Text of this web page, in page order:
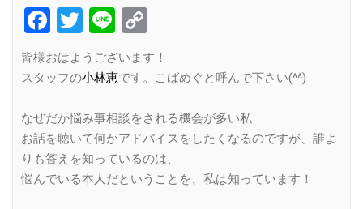
Facebook
Twitter
Line
Link
皆様おはようございます！
スタッフの小林恵です。こばめぐと呼んで下さい(^^)
なぜだか悩み事相談をされる機会が多い私…
お話を聴いて何かアドバイスをしたくなるのですが、誰よ
りも答えを知っているのは、
悩んでいる本人だということを、私は知っています！